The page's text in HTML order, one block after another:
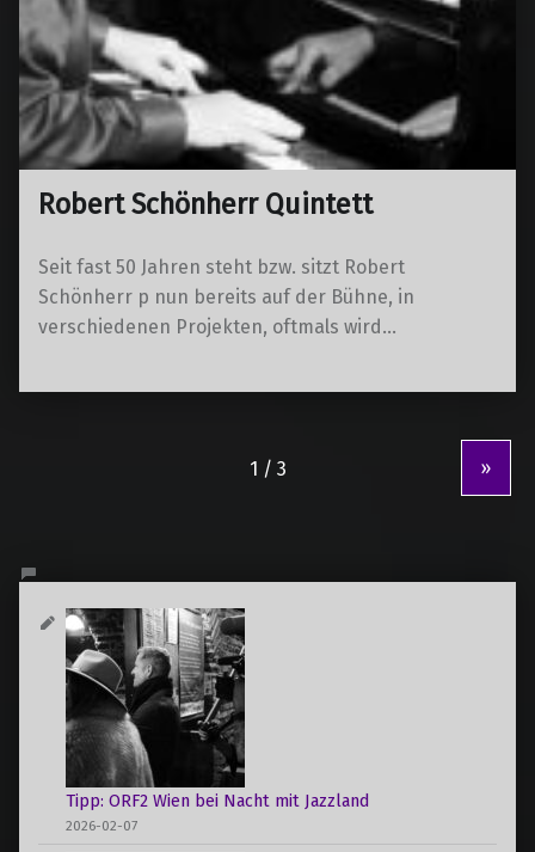
Robert Schönherr Quintett
Seit fast 50 Jahren steht bzw. sitzt Robert
Schönherr p nun bereits auf der Bühne, in
verschiedenen Projekten, oftmals wird…
»
Tipp: ORF2 Wien bei Nacht mit Jazzland
2026-02-07